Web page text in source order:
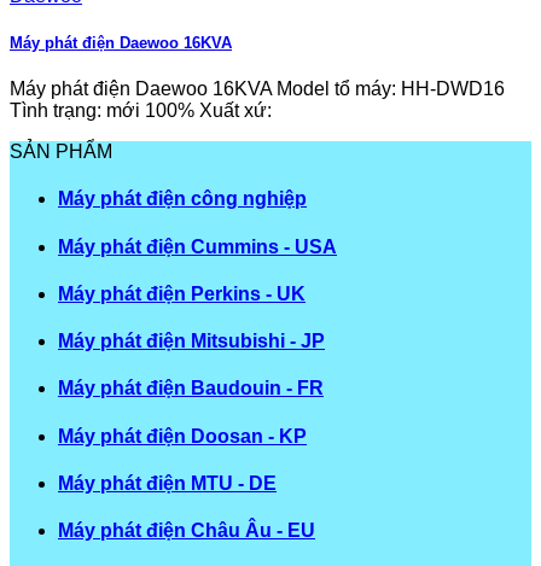
Máy phát điện Daewoo 16KVA
Máy phát điện Daewoo 16KVA Model tổ máy: HH-DWD16
Tình trạng: mới 100% Xuất xứ:
SẢN PHẨM
Máy phát điện công nghiệp
Máy phát điện Cummins - USA
Máy phát điện Perkins - UK
Máy phát điện Mitsubishi - JP
Máy phát điện Baudouin - FR
Máy phát điện Doosan - KP
Máy phát điện MTU - DE
Máy phát điện Châu Âu - EU